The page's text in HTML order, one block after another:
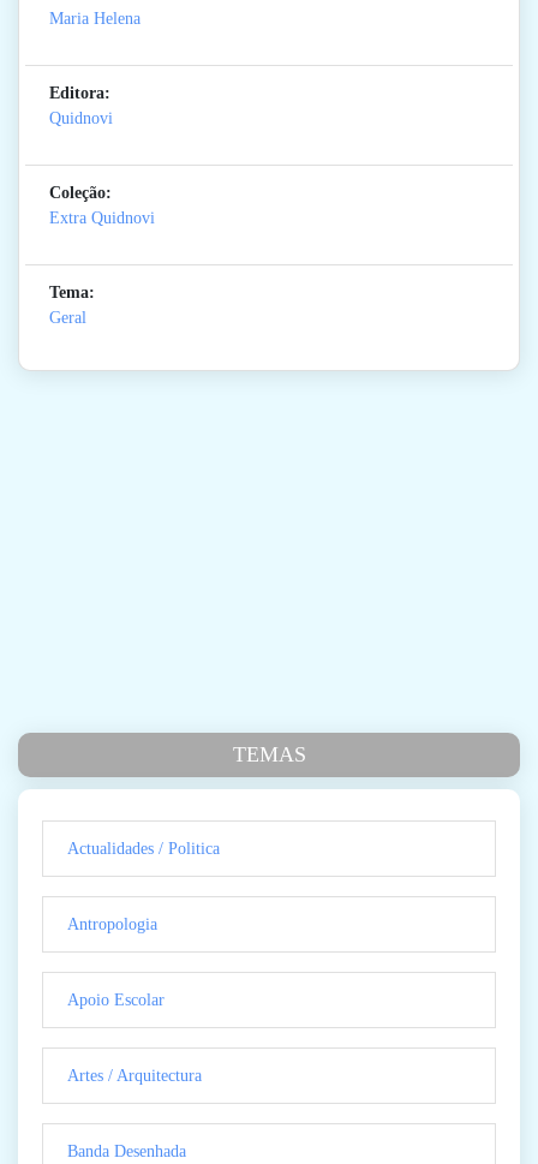
Maria Helena
Editora:
Quidnovi
Coleção:
Extra Quidnovi
Tema:
Geral
TEMAS
Actualidades / Politica
Antropologia
Apoio Escolar
Artes / Arquitectura
Banda Desenhada